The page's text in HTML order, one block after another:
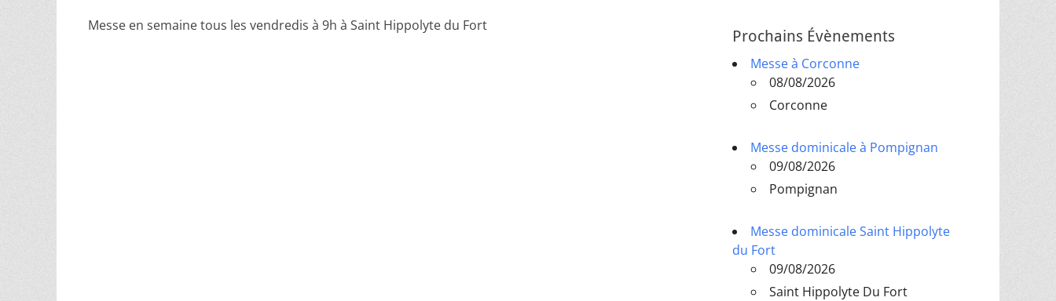
Messe en semaine tous les vendredis à 9h à Saint Hippolyte du Fort
Prochains Évènements
Messe à Corconne
08/08/2026
Corconne
Messe dominicale à Pompignan
09/08/2026
Pompignan
Messe dominicale Saint Hippolyte
du Fort
09/08/2026
Saint Hippolyte Du Fort